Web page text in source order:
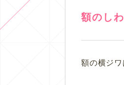
額のし
額の横ジワ